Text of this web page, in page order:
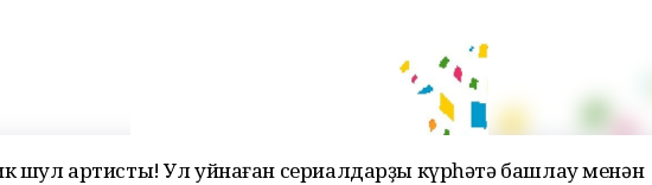
шул артисты! Ул уйнаған сериалдарҙы күрһәтә башлау менән